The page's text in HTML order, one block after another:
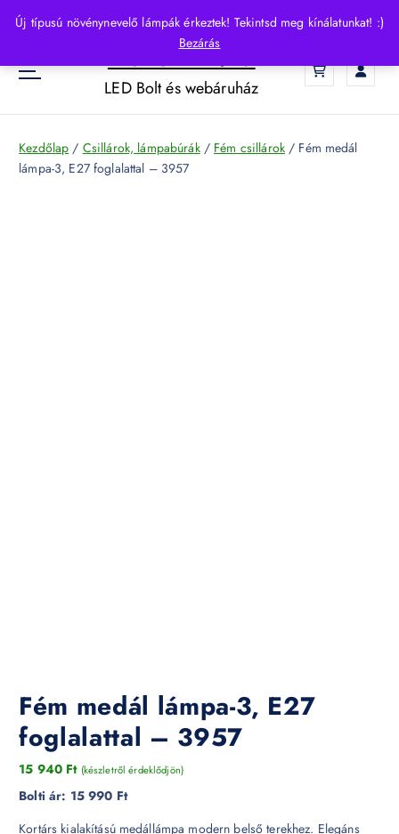
Új típusú növénynevelő lámpák érkeztek! Tekintsd meg kínálatunkat! :)
Bezárás
p
o
HelloLED.hu
LED Bolt és webáruház
Kezdőlap / Csillárok, lámpabúrák/ Fém csillárok/ Fém medál
lámpa-3, E27 foglalattal – 3957
Fém medál lámpa-3, E27
foglalattal – 3957
15 940 Ft (készletről érdeklődjön)
Bolti ár: 15 990 Ft
Kortárs kialakítású medállámpa modern belső terekhez. Elegáns